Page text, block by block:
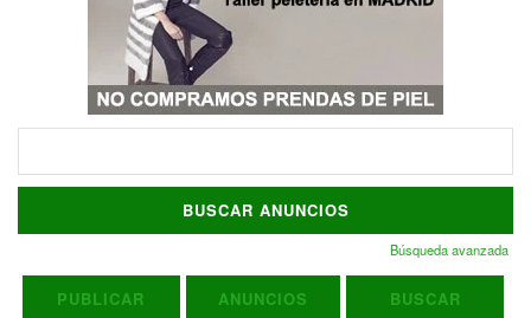
Búsqueda avanzada
PUBLICAR ANUNCIOS BUSCAR